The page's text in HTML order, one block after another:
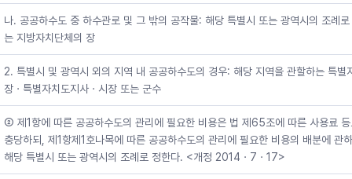
나. 공공하수도 중 하수관로 및 그 밖의 공작물: 해당 특별시 또는 광역시의 조례
는 지방자치단체의 장
2. 특별시 및 광역시 외의 지역 내 공공하수도의 경우: 해당 지역을 관할하는 특별
장ㆍ특별자치도지사ㆍ시장 또는 군수
② 제1항에 따른 공공하수도의 관리에 필요한 비용은 법 제65조에 따른 사용료 등
충당하되, 제1항제1호나목에 따른 공공하수도의 관리에 필요한 비용의 배분에 관
해당 특별시 또는 광역시의 조례로 정한다. <개정 2014ㆍ7ㆍ17>